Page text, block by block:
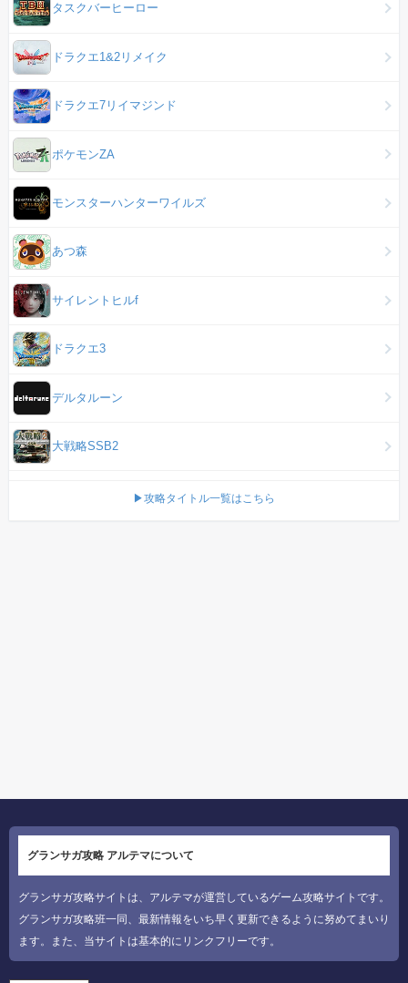
タスクバーヒーロー
ドラクエ1&2リメイク
ドラクエ7リイマジンド
ポケモンZA
モンスターハンターワイルズ
あつ森
サイレントヒルf
ドラクエ3
デルタルーン
大戦略SSB2
▶攻略タイトル一覧はこちら
グランサガ攻略 アルテマについて
グランサガ攻略サイトは、アルテマが運営しているゲーム攻略サイトです。
グランサガ攻略班一同、最新情報をいち早く更新できるように努めてまいり
ます。また、当サイトは基本的にリンクフリーです。